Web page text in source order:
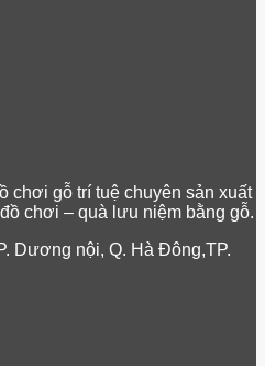
chơi gỗ trí tuệ chuyên sản xuất
chơi – quà lưu niệm bằng gỗ.
Dương nội, Q. Hà Đông,TP.